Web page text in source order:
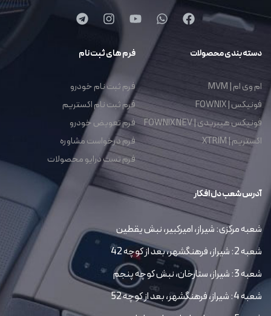
دسته بندی محصولات
ام وی ام | MVM
فونیکس | FOWNIX
فونیکس هیبریدی | FOWNIX NEV
اکستریم | XTRIM
فرم های ثبت نام
فرم ثبت نام خودرو
فرم ثبت نام اکستریم
فرم تعویض خودرو
فرم درخواست مشاوره
فرم تست درایو محصولات
آدرس شعب دل افکار
شعبه مرکزی: شیراز، امیرکبیر، نبش یقطین
شعبه 2: شیراز، فرهنگشهر، بعد از کوچه 42
شعبه 3: شیراز، ستارخان، نبش کوچه پنجم
شعبه 4: شیراز، فرهنگشهر، بعد از کوچه 52